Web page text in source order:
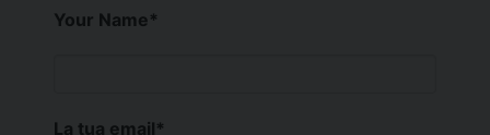
Your Name*
La tua email*